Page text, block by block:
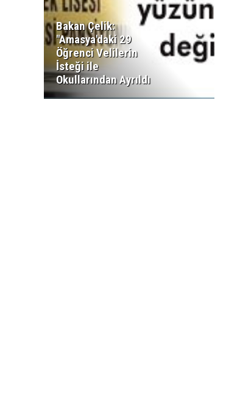
Bakan Çelik:
"Amasya'daki 29
Öğrenci Velilerin
İsteği ile
Okullarından Ayrıldı